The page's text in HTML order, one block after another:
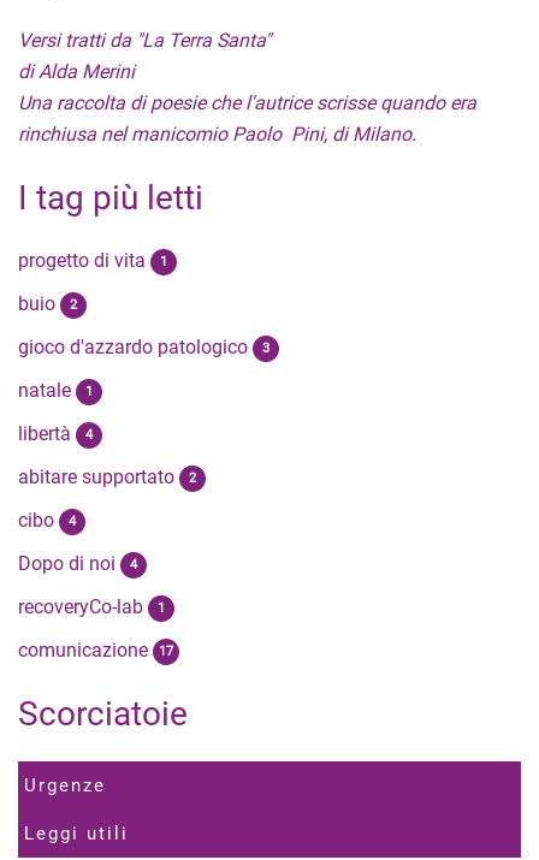
Versi tratti da "La Terra Santa"
di Alda Merini
Una raccolta di poesie che l'autrice scrisse quando era
rinchiusa nel manicomio Paolo Pini, di Milano.
I tag più letti
progetto di vita 1
buio 2
gioco d'azzardo patologico 3
natale 1
libertà 4
abitare supportato 2
cibo 4
Dopo di noi 4
recoveryCo-lab 1
comunicazione 17
Scorciatoie
Urgenze
Leggi utili